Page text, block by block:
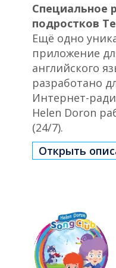
Специальное
подростков
Ещё одно
приложение
английского
разработано
Интернет-
Helen Doron
(24/7).
Открыть